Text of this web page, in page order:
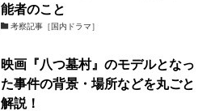
能者のこと
考察記事［国内ドラマ］
映画『八つ墓村』のモデルとなっ
た事件の背景・場所などを丸ごと
解説！